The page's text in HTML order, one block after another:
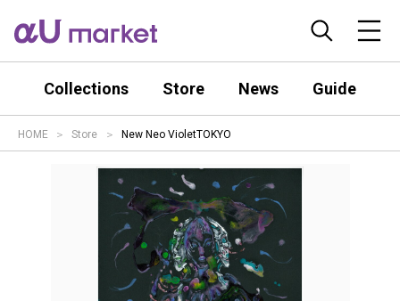
Collections Store News Guide
HOME Store New Neo VioletTOKYO